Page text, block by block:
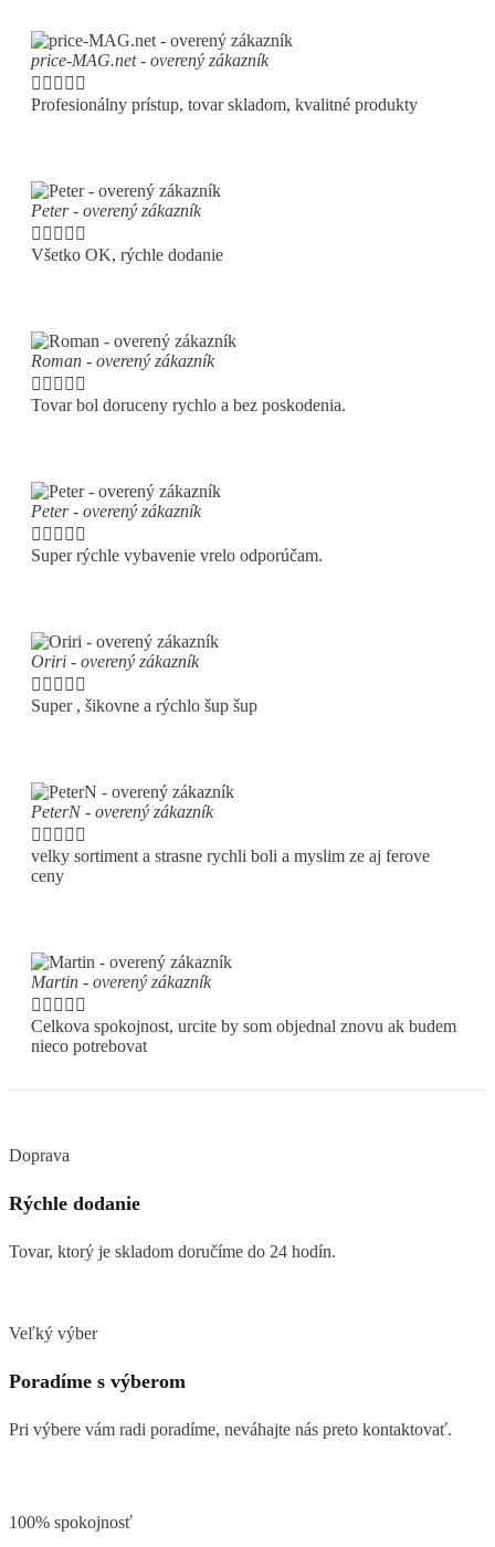
price-MAG.net - overený zákazník
    
Profesionálny prístup, tovar skladom, kvalitné produkty
Peter - overený zákazník
    
Všetko OK, rýchle dodanie
Roman - overený zákazník
    
Tovar bol doruceny rychlo a bez poskodenia.
Peter - overený zákazník
    
Super rýchle vybavenie vrelo odporúčam.
Oriri - overený zákazník
    
Super , šikovne a rýchlo šup šup
PeterN - overený zákazník
    
velky sortiment a strasne rychli boli a myslim ze aj ferove
ceny
Martin - overený zákazník
    
Celkova spokojnost, urcite by som objednal znovu ak budem
nieco potrebovat
Doprava
Rýchle dodanie
Tovar, ktorý je skladom doručíme do 24 hodín.
Veľký výber
Poradíme s výberom
Pri výbere vám radi poradíme, neváhajte nás preto kontaktovať.
100% spokojnosť